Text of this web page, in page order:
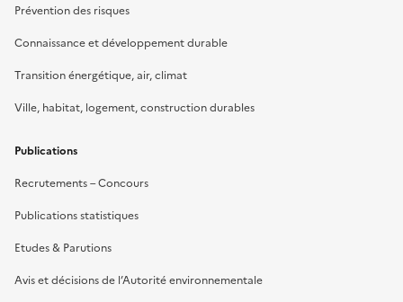
Prévention des risques
Connaissance et développement durable
Transition énergétique, air, climat
Ville, habitat, logement, construction durables
Publications
Recrutements – Concours
Publications statistiques
Etudes & Parutions
Avis et décisions de l’Autorité environnementale